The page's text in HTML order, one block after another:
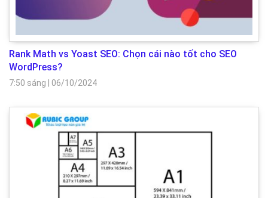
Rank Math vs Yoast SEO: Chọn cái nào tốt cho SEO
WordPress?
7:50 sáng 06/10/2024